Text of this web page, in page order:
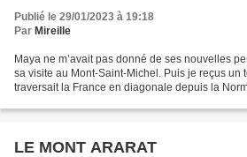
Publié le 29/01/2023 à 19:18
Par Mireille
Maya ne m’avait pas donné de ses nouvelles
sa visite au Mont-Saint-Michel. Puis je reçus un
traversait la France en diagonale depuis la
LE MONT ARARAT